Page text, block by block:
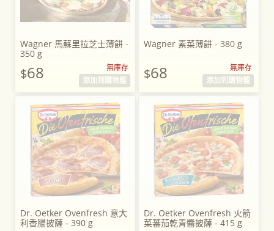
Wagner 馬蘇里拉芝士薄餅 -
350 g
$68
無庫存
添加到購物籃
Wagner 素菜薄餅 - 380 g
$68
無庫存
添加到購物籃
Dr. Oetker Ovenfresh 意大
利香腸披薩 - 390 g
Dr. Oetker Ovenfresh 火箭
菜蕃茄乾青醬披薩 - 415 g